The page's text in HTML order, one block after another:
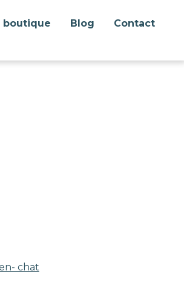
boutique Blog Contact
chat